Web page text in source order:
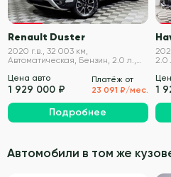
VIN проверен
Renault Duster
2020 г.в., 32 003 км,
Автоматическая, Бензин, 2.0 л.,
Цена авто
1 929 000 ₽
Платёж от
23 091 ₽/мес.
Подробнее
2.0
1
Автомобили в том же